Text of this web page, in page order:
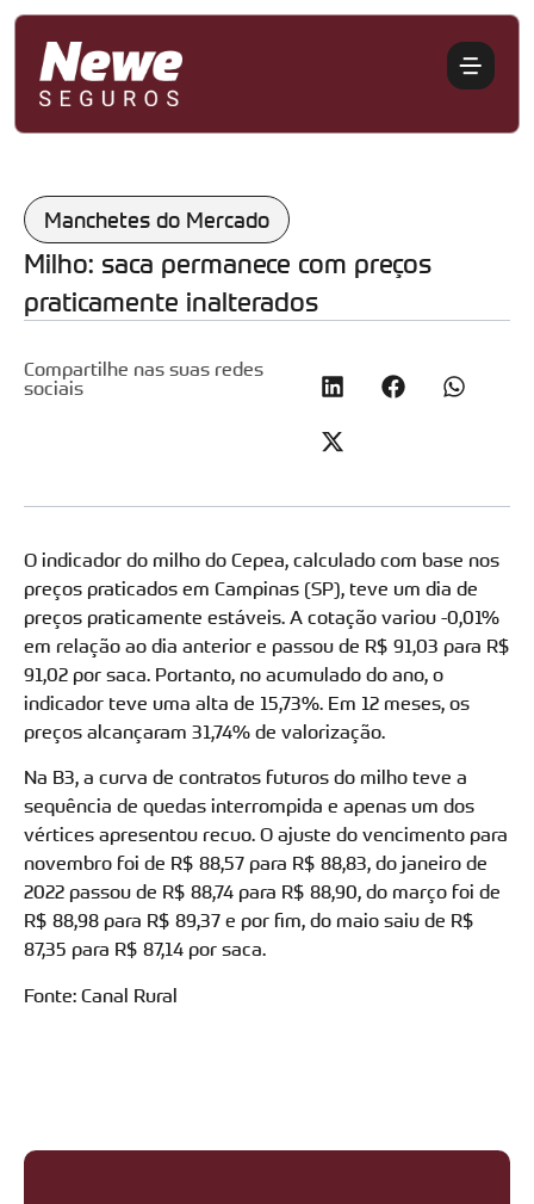
Manchetes do Mercado
Milho: saca permanece com preços
praticamente inalterados
Compartilhe nas suas redes
sociais
O indicador do milho do Cepea, calculado com base nos
preços praticados em Campinas (SP), teve um dia de
preços praticamente estáveis. A cotação variou -0,01%
em relação ao dia anterior e passou de R$ 91,03 para R$
91,02 por saca. Portanto, no acumulado do ano, o
indicador teve uma alta de 15,73%. Em 12 meses, os
preços alcançaram 31,74% de valorização.
Na B3, a curva de contratos futuros do milho teve a
sequência de quedas interrompida e apenas um dos
vértices apresentou recuo. O ajuste do vencimento para
novembro foi de R$ 88,57 para R$ 88,83, do janeiro de
2022 passou de R$ 88,74 para R$ 88,90, do março foi de
R$ 88,98 para R$ 89,37 e por fim, do maio saiu de R$
87,35 para R$ 87,14 por saca.
Fonte: Canal Rural